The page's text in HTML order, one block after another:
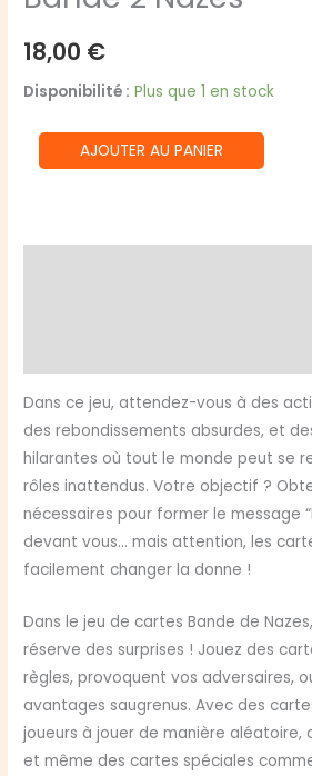
18,00 €
Disponibilité : Plus que 1 en stock
quantité
de
AJOUTER AU PANIER
Dans ce jeu, attendez-vous à des
des rebondissements absurdes, et
hilarantes où tout le monde peut se
rôles inattendus. Votre objectif ?
nécessaires pour former le message
devant vous… mais attention, les
facilement changer la donne !
Dans le jeu de cartes Bande de
réserve des surprises ! Jouez des
règles, provoquent vos adversaires,
avantages saugrenus. Avec des
joueurs à jouer de manière aléatoire,
et même des cartes spéciales comme